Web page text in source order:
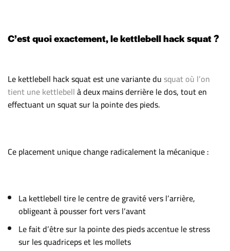
C’est quoi exactement, le kettlebell hack squat ?
Le kettlebell hack squat est une variante dusquat où l’on
tient une kettlebellà deux mains derrière le dos, tout en
effectuant un squat sur la pointe des pieds.
Ce placement unique change radicalement la mécanique :
La kettlebell tire le centre de gravité vers l’arrière,
obligeant à pousser fort vers l’avant
Le fait d’être sur la pointe des pieds accentue le stress
sur les quadriceps et les mollets